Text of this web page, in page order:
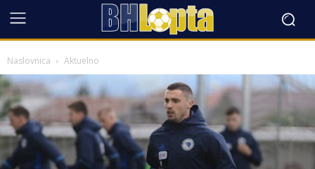
Naslovnica Aktuelno